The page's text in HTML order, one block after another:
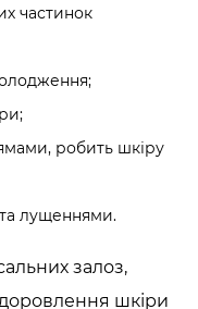
частинок
робить шкіру
лущеннями.
залоз,
шкіри